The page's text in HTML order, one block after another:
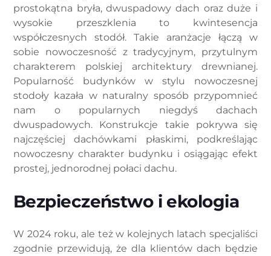
prostokątna bryła, dwuspadowy dach oraz duże i
wysokie przeszklenia to kwintesencja
współczesnych stodół. Takie aranżacje łączą w
sobie nowoczesność z tradycyjnym, przytulnym
charakterem polskiej architektury drewnianej.
Popularność budynków w stylu nowoczesnej
stodoły kazała w naturalny sposób przypomnieć
nam o popularnych niegdyś dachach
dwuspadowych. Konstrukcje takie pokrywa się
najczęściej dachówkami płaskimi, podkreślając
nowoczesny charakter budynku i osiągając efekt
prostej, jednorodnej połaci dachu.
Bezpieczeństwo i ekologia
W 2024 roku, ale też w kolejnych latach specjaliści
zgodnie przewidują, że dla klientów dach będzie